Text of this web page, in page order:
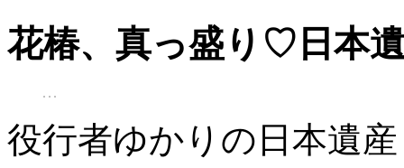
花椿、真っ盛り♡日本
役行者ゆかりの日本遺